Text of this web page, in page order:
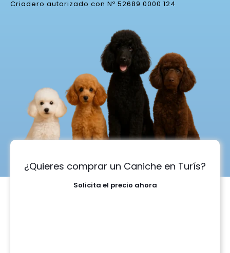
Criadero autorizado con Nº 52689 0000 124
¿Quieres comprar un Caniche en Turís?
Solicita el precio ahora